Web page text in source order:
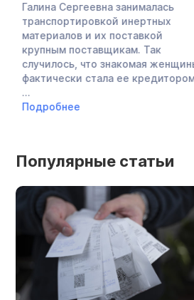
Галина Сергеевна занималась
транспортировкой инертных
материалов и их поставкой
крупным поставщикам. Так
случилось, что знакомая женщины
фактически стала ее кредитором,
...
Подробнее
Популярные статьи